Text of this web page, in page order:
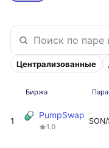
Централизованные
Биржа Пара
1
PumpSwap
1,0
SON/